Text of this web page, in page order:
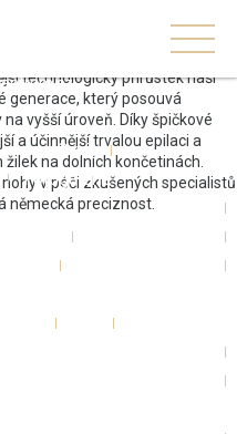
technologický přírůstek naší
generace, který posouvá
vyšší úroveň. Díky špičkové
a účinnější trvalou epilaci a
na dolních končetinách.
v péči zkušených specialistů
německá preciznost.
O nás
Fotogalerie
Zákroky